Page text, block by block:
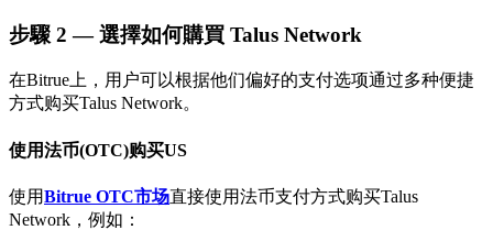
享受活期理財及長期收益
步驟 2 — 選擇如何購買 Talus Network
在Bitrue上，用户可以根据他们偏好的支付选项通过多种便捷
方式购买Talus Network。
使用法币(OTC)购买US
使用Bitrue OTC市场直接使用法币支付方式购买Talus
Network，例如：